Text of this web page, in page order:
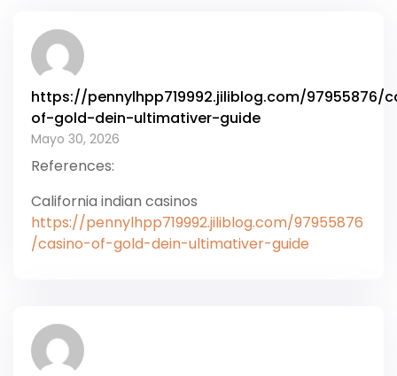
https://pennylhpp719992.jiliblog.com/97955876/
of-gold-dein-ultimativer-guide
Mayo 30, 2026
References:
California indian casinos
https://pennylhpp719992.jiliblog.com/97955876
/casino-of-gold-dein-ultimativer-guide